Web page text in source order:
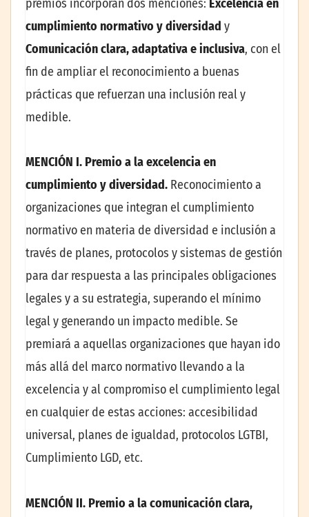
premios incorporan dos menciones: Excelencia en
cumplimiento normativo y diversidad y
Comunicación clara, adaptativa e inclusiva, con el
fin de ampliar el reconocimiento a buenas
prácticas que refuerzan una inclusión real y
medible.
MENCIÓN I. Premio a la excelencia en
cumplimiento y diversidad. Reconocimiento a
organizaciones que integran el cumplimiento
normativo en materia de diversidad e inclusión a
través de planes, protocolos y sistemas de gestión
para dar respuesta a las principales obligaciones
legales y a su estrategia, superando el mínimo
legal y generando un impacto medible. Se
premiará a aquellas organizaciones que hayan ido
más allá del marco normativo llevando a la
excelencia y al compromiso el cumplimiento legal
en cualquier de estas acciones: accesibilidad
universal, planes de igualdad, protocolos LGTBI,
Cumplimiento LGD, etc.
MENCIÓN II. Premio a la comunicación clara,